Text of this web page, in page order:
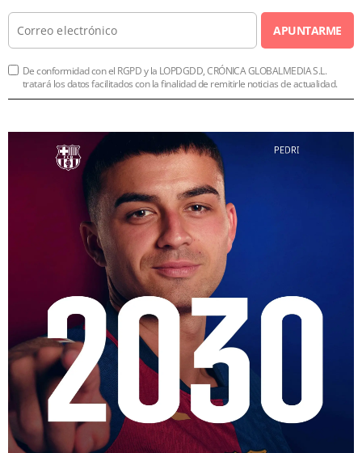
APUNTARME
De conformidad con el RGPD y la LOPDGDD, CRÓNICA GLOBALMEDIA S.L.
tratará los datos facilitados con la finalidad de remitirle noticias de actualidad.